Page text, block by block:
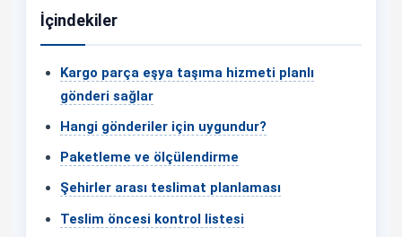
İçindekiler
Kargo parça eşya taşıma hizmeti planlı
gönderi sağlar
Hangi gönderiler için uygundur?
Paketleme ve ölçülendirme
Şehirler arası teslimat planlaması
Teslim öncesi kontrol listesi